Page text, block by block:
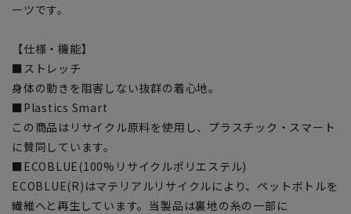
ーツです。
【仕様・機能】
■ストレッチ
身体の動きを阻害しない抜群の着心地。
■Plastics Smart
この商品はリサイクル原料を使用し、プラスチック・スマート
に賛同しています。
■ECOBLUE(100%リサイクルポリエステル)
ECOBLUE(R)はマテリアルリサイクルにより、ペットボトルを
繊維へと再生しています。当製品は裏地の糸の一部に